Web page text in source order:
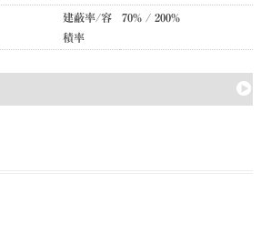
建蔽率/容
積率
70% / 200%